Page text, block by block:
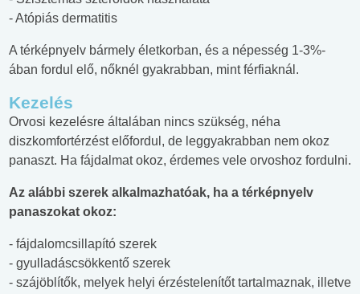
- Atópiás dermatitis
A térképnyelv bármely életkorban, és a népesség 1-3%-
ában fordul elő, nőknél gyakrabban, mint férfiaknál.
Kezelés
Orvosi kezelésre általában nincs szükség, néha
diszkomfortérzést előfordul, de leggyakrabban nem okoz
panaszt. Ha fájdalmat okoz, érdemes vele orvoshoz fordulni.
Az alábbi szerek alkalmazhatóak, ha a térképnyelv
panaszokat okoz:
- fájdalomcsillapító szerek
- gyulladáscsökkentő szerek
- szájöblítők, melyek helyi érzéstelenítőt tartalmaznak, illetve